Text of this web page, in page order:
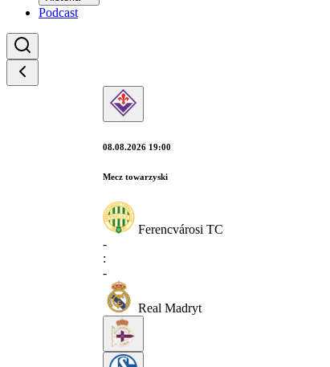
Podcast
08.08.2026 19:00
Mecz towarzyski
Ferencvárosi TC
-
:
-
Real Madryt